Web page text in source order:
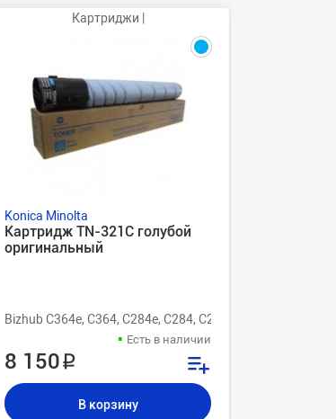
C554, C454e, C454
Картриджи |
Konica Minolta
Картридж TN-321C голубой
оригинальный
Bizhub C364e, C364, C284e, C284, C224e, C224
Есть в наличии
8 150 ₽
В корзину